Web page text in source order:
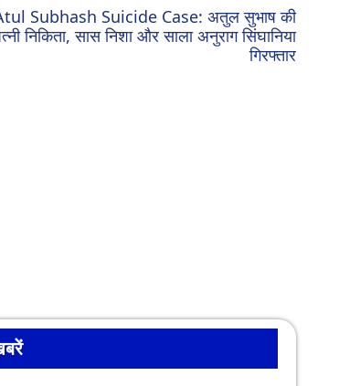
Subhash Suicide Case: अतुल सुभाष की
निकिता, सास निशा और साला अनुराग सिंघानिया
गिरफ्तार